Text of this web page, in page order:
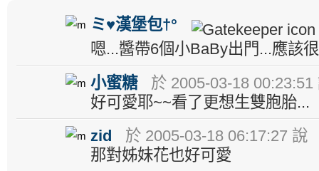
ミ♥漢堡包†°
嗯...醬帶6個小BaBy出門...應該
小蜜糖
於 2005-03-18 00:23:51
好可愛耶~~看了更想生雙胞胎...
zid
於 2005-03-18 06:17:27 說
那對姊妹花也好可愛